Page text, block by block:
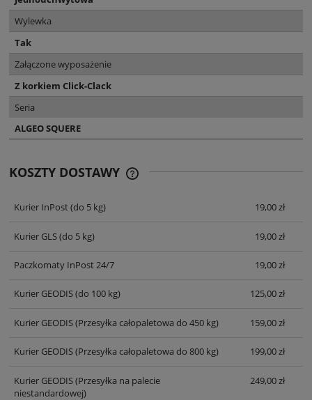
Wylewka
Tak
Załączone wyposażenie
Z korkiem Click-Clack
Seria
ALGEO SQUERE
KOSZTY DOSTAWY
Kurier InPost(do 5 kg) 19,00 zł
Kurier GLS(do 5 kg) 19,00 zł
Paczkomaty InPost 24/7 19,00 zł
Kurier GEODIS(do 100 kg) 125,00 zł
Kurier GEODIS(Przesyłka całopaletowa do 450 kg) 159,00 zł
Kurier GEODIS(Przesyłka całopaletowa do 800 kg) 199,00 zł
Kurier GEODIS(Przesyłka na palecie
niestandardowej)
249,00 zł